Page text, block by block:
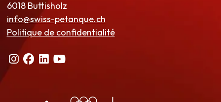
6018 Buttisholz
info@swiss-petanque.ch
Politique de confidentialité